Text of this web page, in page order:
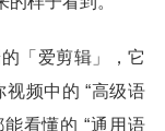
「爱剪辑」，它
视频中的 “高级语
看懂的 “通用语